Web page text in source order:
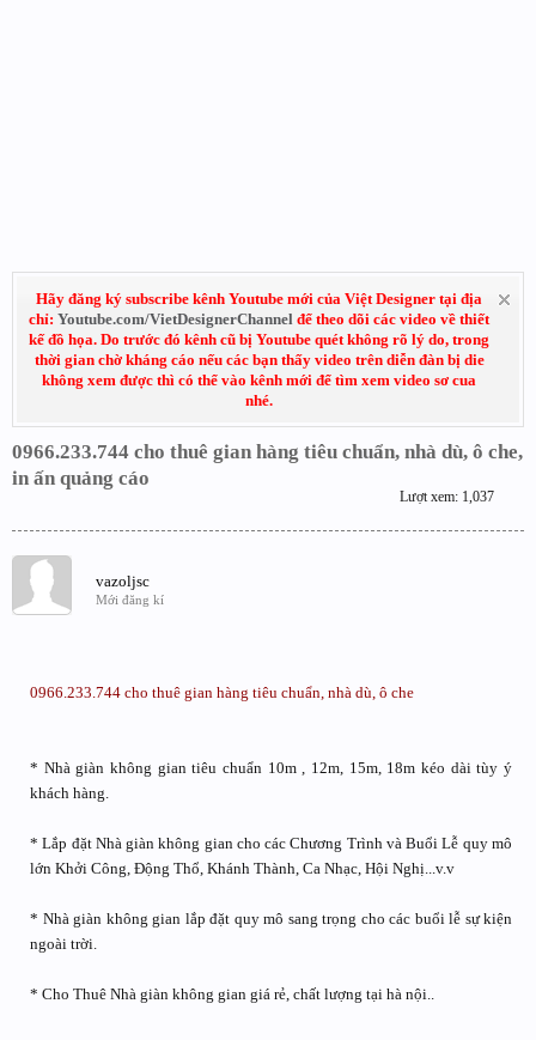
Hãy đăng ký subscribe kênh Youtube mới của Việt Designer tại địa
chỉ: Youtube.com/VietDesignerChannel để theo dõi các video về thiết
kế đồ họa. Do trước đó kênh cũ bị Youtube quét không rõ lý do, trong
thời gian chờ kháng cáo nếu các bạn thấy video trên diễn đàn bị die
không xem được thì có thể vào kênh mới để tìm xem video sơ cua
nhé.
0966.233.744 cho thuê gian hàng tiêu chuẩn, nhà dù, ô che,
in ấn quảng cáo
Lượt xem: 1,037
vazoljsc
Mới đăng kí
0966.233.744 cho thuê gian hàng tiêu chuẩn, nhà dù, ô che
* Nhà giàn không gian tiêu chuẩn 10m , 12m, 15m, 18m kéo dài tùy ý
khách hàng.
* Lắp đặt Nhà giàn không gian cho các Chương Trình và Buổi Lễ quy mô
lớn Khởi Công, Động Thổ, Khánh Thành, Ca Nhạc, Hội Nghị...v.v
* Nhà giàn không gian lắp đặt quy mô sang trọng cho các buổi lễ sự kiện
ngoài trời.
* Cho Thuê Nhà giàn không gian giá rẻ, chất lượng tại hà nội..